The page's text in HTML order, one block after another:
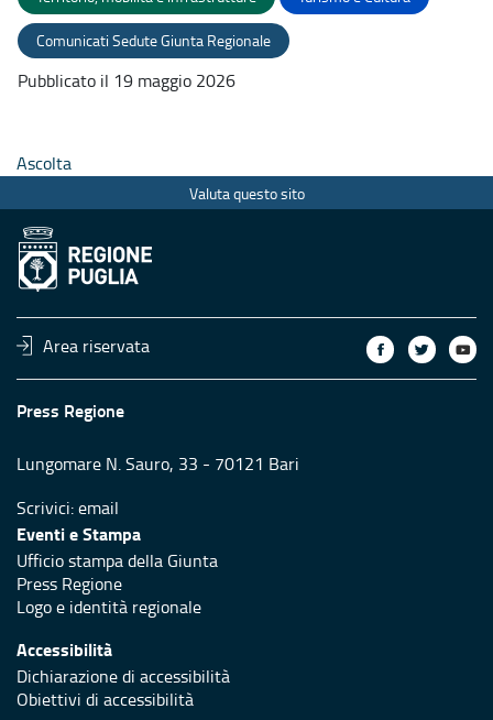
Comunicati Sedute Giunta Regionale
Pubblicato il 19 maggio 2026
Ascolta
Valuta questo sito
Area riservata
Press Regione
Lungomare N. Sauro, 33 - 70121 Bari
Scrivici:email
Eventi e Stampa
Ufficio stampa della Giunta
Press Regione
Logo e identità regionale
Accessibilità
Dichiarazione di accessibilità
Obiettivi di accessibilità